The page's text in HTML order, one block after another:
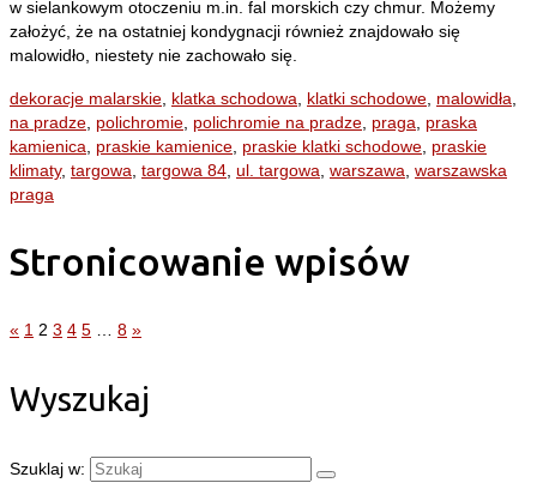
w sielankowym otoczeniu m.in. fal morskich czy chmur. Możemy
założyć, że na ostatniej kondygnacji również znajdowało się
malowidło, niestety nie zachowało się.
dekoracje malarskie klatka schodowa klatki schodowe malowidła
na pradze polichromie polichromie na pradze praga
praska
kamienica
praskie kamienice praskie klatki schodowe praskie
klimaty, targowa targowa 84 ul. targowa warszawa warszawska
praga
Stronicowanie wpisów
« 1 2 3 4 5 8 »
Wyszukaj
Szuklaj w: